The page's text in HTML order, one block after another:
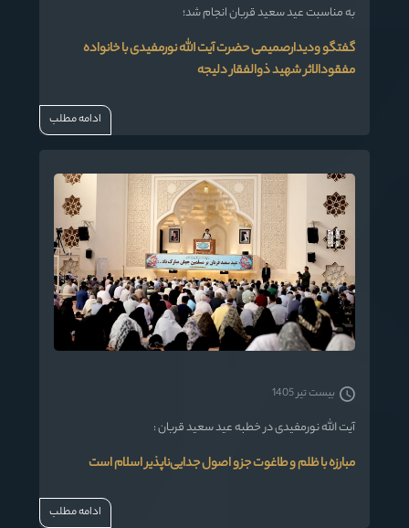
به مناسبت عید سعید قربان انجام شد؛
گفتگو ودیدارصمیمی حضرت آیت الله نورمفیدی با خانواده
مفقودالاثر شهید ذوالفقار دلیجه
ادامه مطلب
آیت الله نورمفیدی در خطبه عید سعید قربان :
مبارزه با ظلم و طاغوت‌ جزو اصول جدایی‌ناپذیر اسلام است
بیست تیر 1405
ادامه مطلب